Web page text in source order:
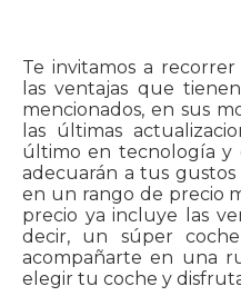
Te invitamos a
las ventajas que
mencionados, en sus
las últimas
último en tecnología y
adecuarán a tus gustos
en un rango de precio
precio ya incluye las
decir, un súper
acompañarte en una
elegir tu coche y